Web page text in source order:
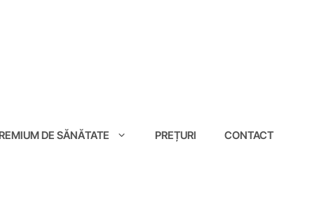
DE SĂNĂTATE PREȚURI CONTACT